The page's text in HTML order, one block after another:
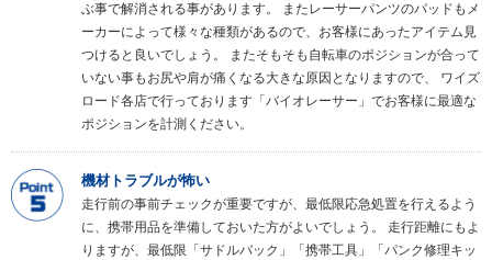
ぶ事で解消される事があります。 またレーサーパンツのパッドもメ
ーカーによって様々な種類があるので、お客様にあったアイテム見
つけると良いでしょう。 またそもそも自転車のポジションが合って
いない事もお尻や肩が痛くなる大きな原因となりますので、 ワイズ
ロード各店で行っております「バイオレーサー」でお客様に最適な
ポジションを計測ください。
機材トラブルが怖い
走行前の事前チェックが重要ですが、最低限応急処置を行えるよう
に、携帯用品を準備しておいた方がよいでしょう。 走行距離にもよ
りますが、最低限「サドルバック」「携帯工具」「パンク修理キッ